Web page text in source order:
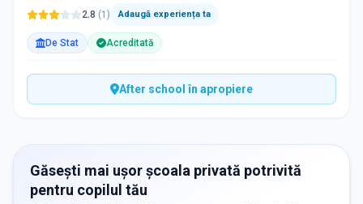
2.8 (1 ) Adaugă experiența ta
De Stat Acreditată
After school în apropiere
Găsești mai ușor școala privată potrivită
pentru copilul tău